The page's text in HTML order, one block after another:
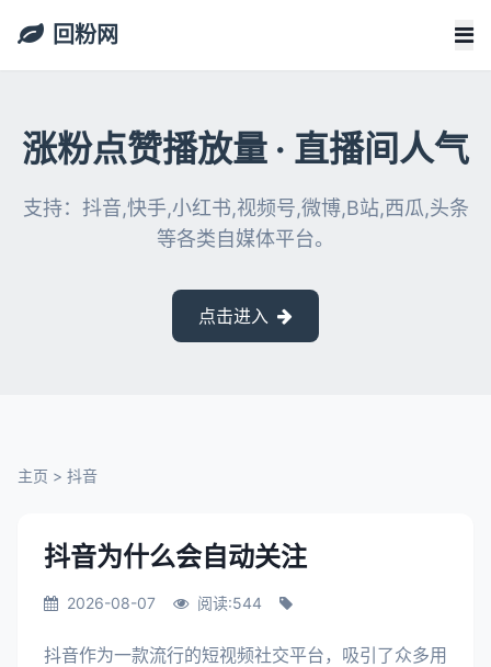
回粉网
涨粉点赞播放量 · 直播间人气
支持：抖音,快手,小红书,视频号,微博,B站,西瓜,头条
等各类自媒体平台。
点击进入
主页 > 抖音
抖音为什么会自动关注
2026-08-07 阅读:544
抖音作为一款流行的短视频社交平台，吸引了众多用